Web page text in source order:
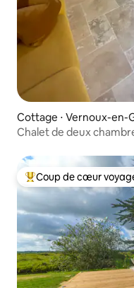
Cottage ⋅ Vernoux-en-
Chalet de deux
Coups de cœur
Coup de cœur